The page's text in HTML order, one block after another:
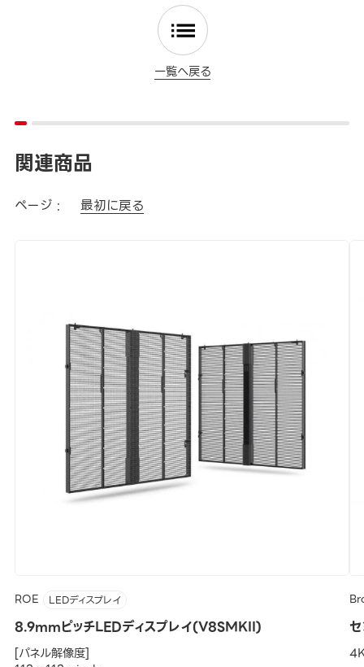
一覧へ戻る
関連商品
ページ : 最初に戻る
ROE LEDディスプレイ
8.9mmピッチLEDディスプレイ(V8SMKII)
[パネル解像度]